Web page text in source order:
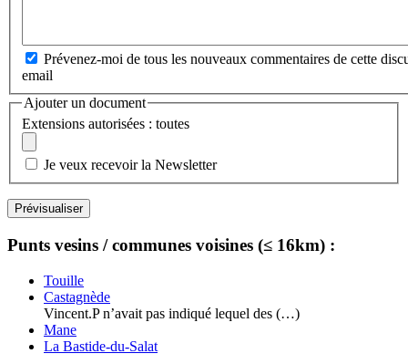
Prévenez-moi de tous les nouveaux commentaires de cette
email
Ajouter un document
Extensions autorisées : toutes
Je veux recevoir la Newsletter
Punts vesins / communes voisines (≤ 16km) :
Touille
Castagnède
Vincent.P n’avait pas indiqué lequel des (…)
Mane
La Bastide-du-Salat